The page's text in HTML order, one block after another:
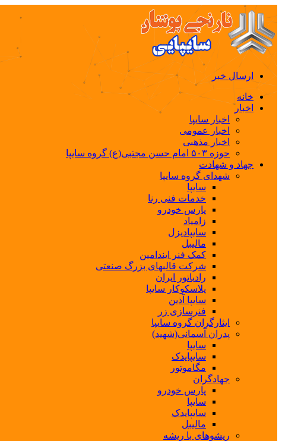
ارسال خبر
خانه
اخبار
اخبار سایپا
اخبار عمومی
اخبار مذهبی
حوزه ۵۰۳ امام حسن مجتبی(ع) گروه سایپا
جهاد و شهادت
شهدای گروه سایپا
سایپا
خدمات فنی رنا
پارس خودرو
زامیاد
سایپادیزل
مالیبل
کمک فنر ایندامین
شرکت قالبهای بزرگ صنعتی
رادیاتور ایران
پلاسکوکار سایپا
سایپا آذین
فنرسازی زر
ایثارگران گروه سایپا
پدران آسمانی(شهید)
سایپا
سایپایدک
مگاموتور
جهادگران
پارس خودرو
سایپا
سایپایدک
مالیبل
ریشوهای با ریشه